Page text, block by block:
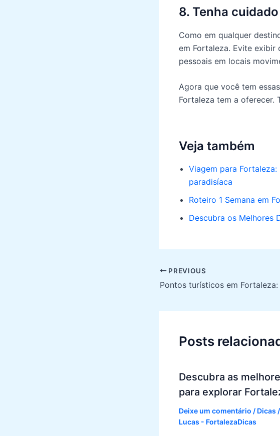
8. Tenha
Como em qualquer
em Fortaleza. Evite
pessoais em locais
Agora que você tem
Fortaleza tem a oferecer.
Veja também
Viagem para
paradisíaca
Roteiro 1 Semana em
Descubra os Melhores
Post
navigation
PREVIOUS
Posts
Descubra as
para explorar
Deixe um comentário / Dicas
Lucas - FortalezaDicas